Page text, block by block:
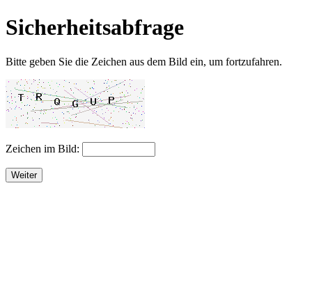
Sicherheitsabfrage
Bitte geben Sie die Zeichen aus dem Bild ein, um fortzufahren.
Zeichen im Bild:
Weiter